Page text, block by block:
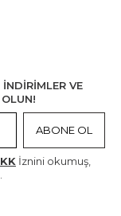
VE
ABONE OL
İznini okumuş,